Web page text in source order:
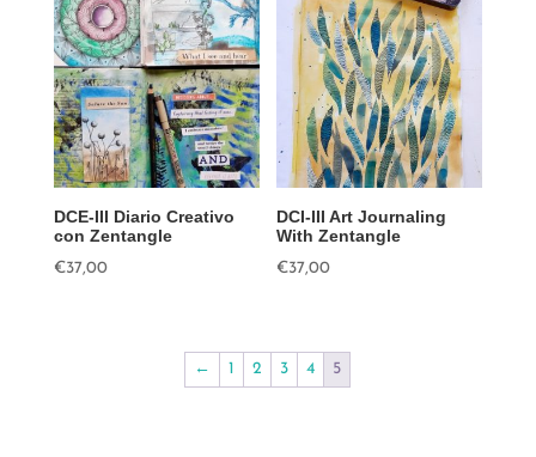
DCE-III Diario Creativo
con Zentangle
€37,00
DCI-III Art Journaling
With Zentangle
€37,00
← 1 2 3 4 5